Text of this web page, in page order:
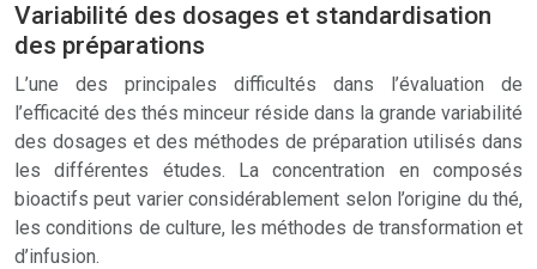
Variabilité des dosages et standardisation
des préparations
L’une des principales difficultés dans l’évaluation de
l’efficacité des thés minceur réside dans la grande variabilité
des dosages et des méthodes de préparation utilisés dans
les différentes études. La concentration en composés
bioactifs peut varier considérablement selon l’origine du thé,
les conditions de culture, les méthodes de transformation et
d’infusion.